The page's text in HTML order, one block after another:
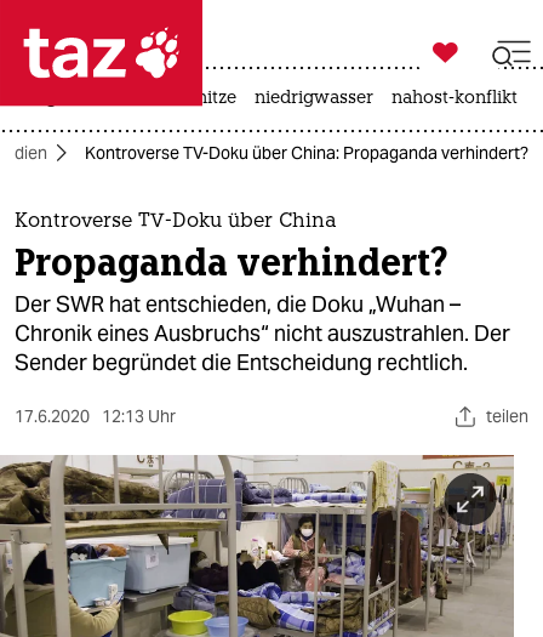
 taz zahl ich
taz zahl ich
themen
politik
öko
gesellschaft
sport
berlin
nord

taz zahl ich
hitze niedrigwasser nahost-konflikt
Kontroverse TV-Doku über China: Propaganda verhindert?
Kontroverse TV-Doku über China
Propaganda verhindert?
Der SWR hat entschieden, die Doku „Wuhan –
Chronik eines Ausbruchs“ nicht auszustrahlen. Der
Sender begründet die Entscheidung rechtlich.
17.6.2020 12:13 Uhr teilen